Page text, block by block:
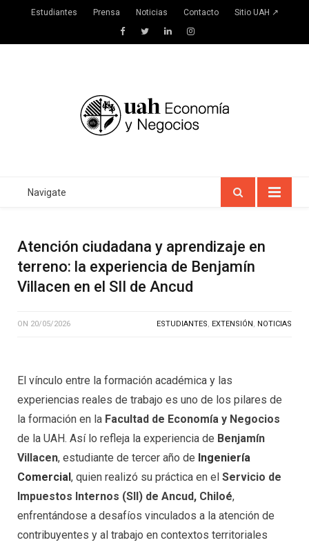
Estudiantes Prensa Noticias Contacto Sitio UAH ↗
FacebookTwitterLinkedInInstagram
Navigate
Atención ciudadana y aprendizaje en
terreno: la experiencia de Benjamín
Villacen en el SII de Ancud
ON 20/05/2026 ESTUDIANTES, EXTENSIÓN, NOTICIAS
El vínculo entre la formación académica y las
experiencias reales de trabajo es uno de los pilares de
la formación en la Facultad de Economía y Negocios
de la UAH. Así lo refleja la experiencia de Benjamín
Villacen, estudiante de tercer año de Ingeniería
Comercial, quien realizó su práctica en el Servicio de
Impuestos Internos (SII) de Ancud, Chiloé,
enfrentándose a desafíos vinculados a la atención de
contribuyentes y al trabajo en contextos territoriales